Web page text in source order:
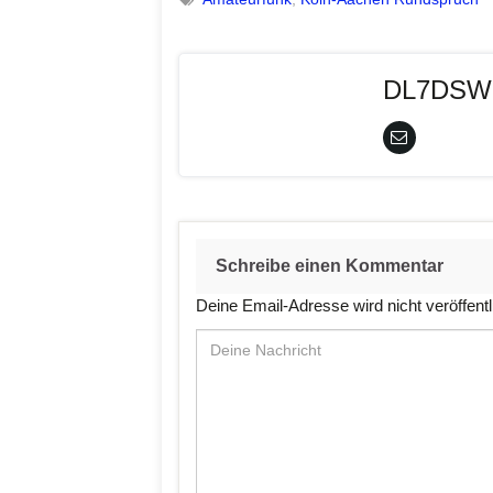
DL7DSW
Schreibe einen Kommentar
Deine Email-Adresse wird nicht